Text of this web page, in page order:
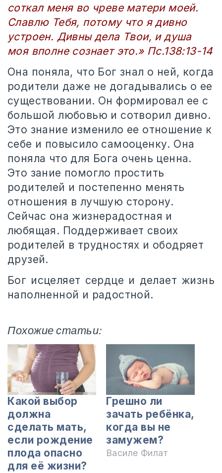
соткал меня во чреве матери моей.
Славлю Тебя, потому что я дивно
устроен. Дивны дела Твои, и душа
моя вполне сознает это.» Пс.138:13-14
Она поняла, что Бог знал о ней, когда
родители даже не догадывались о ее
существовании. Он формировал ее с
большой любовью и сотворил дивно.
Это знание изменило ее отношение к
себе и повысило самооценку. Она
поняла что для Бога очень ценна.
Это зание помогло простить
родителей и постепенно менять
отношения в лучшую сторону.
Сейчас она жизнерадостная и
любящая. Поддерживает своих
родителей в трудностях и ободряет
друзей.
Бог исцеляет сердце и делает жизнь
наполненной и радостной.
Похожие статьи:
Какой выбор
должна
сделать мать,
если рождение
плода опасно
для её жизни?
Грешно ли
зачать ребёнка,
когда вы не
замужем?
Василе Филат